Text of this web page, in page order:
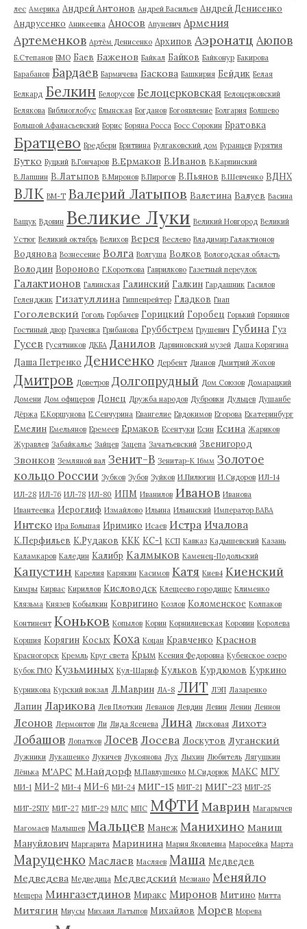
лес Америка Андрей Антонов Андрей Васильев Андрей Денисенко
Андрусенко Аникеевка Аносов Апуневич Армения
Артеменков Артём Денисенко Архипов Аэронатц Аюпов
Б.Степанов БМО Баев Баженов Байкал Байков Байконур Бакирова
Барабанов Бардаев Бармичева Баскова Башкирия Бейдик Белая
Белкард Белкин Белорусов Белоцерковская Белоцерковский
Белякова Библиоглобус Блынская Богданов Богоявление Болгария Болшево
Большой Афанасьевский Борис Боряна Росса Босс Сорокин Братовка
Братцево Бредбери Бритвина Булгаковский дом Буранцев Бурятия
Бутко Буцкий В.Гончаров В.Ермаков В.Иванов В.Карпинский
В.Лапшин В.Латыпов В.Миронов В.Пирогов В.Пьянов В.Шевченко ВДНХ
ВЛК ВМ-Т Валерий Латыпов Валетина Валуев Васина
Ващук Вдовин Великие Луки Великий Новгород Великий
Устюг Великий октябрь Велихов Верея Веслево Владимир Галактионов
Водянова Вознесение Волга Волгуша Волков Вологодская область
Володин Вороново Г.Короткова Гаврилково Газетный переулок
Галактионов Галинская Галинский Галкин Гардашник Гасилов
Геленджик Гизатуллина Гиппенрейтер Гладков Гнап
Гоголевский Гоголь Горбачев Горицкий Горобец Горький Горяинов
Гостиный двор Грачевка Грибанова Груббстрем Грушевич Губина Гуз
Гусев Гусятников ДКБА Данилов Дарвиновский музей Даша Корягина
Даша Петренко Денисенко Дербент Дианов Дмитрий Жохов
Дмитров Доветров Долгопрудный Дом Союзов Домарацкий
Домени Дом офицеров Донец Дружба народов Дубровки Дульцев Душанбе
Дёржа Е.Коршунова Е.Сенчурина Евангелие Евдокимов Егорова Екатеринбург
Емелин Емельянов Еремеев Ермаков Есентуки Есин Есина Жариков
Журавлев Забайкалье Зайцев Зацепа Зачатьевский Звенигород
Звонков Земляной вал Зенит-В Зенитар-К 16мм Золотое
кольцо России Зубков Зубов Зуйков И.Пилюгин И.Сидоров ИЛ-14
ИЛ-28 ИЛ-76 ИЛ-78 ИЛ-80 ИПМ Иванилов Иванов Иванова
Ивантеевка Иероглиф Измайлово Ильина Ильинский Император ВАВА
Интеко Ира Большая Иримико Исаев Истра Ичалова
К.Перфильев К.Рудаков ККК КС-1 КСП Кавказ Кадышевский Казань
Каламкаров Каледин Калибр Калмыков Каменец-Подольский
Капустин Карелия Карякин Касимов Катя Киев4 Киенский
Кимры Кирвас Кириллов Кисловодск Клещеево городище Клименко
Клязьма Князев Кобылкин Ковригино Козлов Коломенское Колпаков
Континент Коньков Копылов Корин Корнилиевская Коровин Королева
Коршия Корягин Косых Коха Коцан Кравченко Краснов
Красногорск Кремль Круг света Крым Ксения Федоровна Кубенское озеро
Кубок ГМО Кузьминых Кул-Шариф Кульков Курдюмов Куркино
Курникова Курский вокзал Л.Маврин ЛА-8 ЛИТ ЛЭП Лазаренко
Лапин Ларикова Лев Плоткин Леванов Левдин Левин Ленин Леннон
Леонов Лермонтов Ли Лида Ясенева Лина Лисковая Лихотэ
Лобашов Лопатков Лосев Лосева Лоскутов Луганский
Лужники Лукашенко Лукичев Лукоянова Лух Лыхин Любитель Лягушкин
Лёнька М'АРС М.Найдорф М.Павлушенко М.Сидорюк МАКС МГУ
МИ-1 МИ-2 МИ-4 МИ-6 МИ-24 МИГ-15 МИГ-21 МИГ-23 МИГ-25
МИГ-25ПУ МИГ-27 МИГ-29 МЛС МПС МФТИ Маврин Магарычев
Магомаев Малышев Мальцев Манеж Манихино Маниш
Мануйлович Маргарита Маринина Мария Яковлевна Маросейка Марта
Маруценко Маслаев Масляев Маша Медведев
Медведева Медведица Медведский Мезиано Меняйло
Мещера Мингазетдинов Миракс Миронов Митино Митта
Митягин Миусы Михаил Латыпов Михайлов Морев Морева